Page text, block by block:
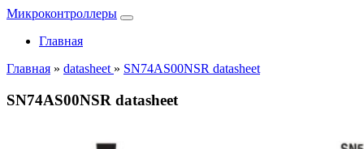
Микроконтроллеры
Главная
Главная » datasheet » SN74AS00NSR datasheet
SN74AS00NSR datasheet